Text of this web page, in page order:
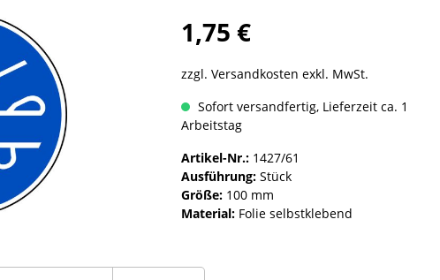
1,75 €
zzgl. Versandkosten exkl. MwSt.
Sofort versandfertig, Lieferzeit ca. 1
Arbeitstag
Artikel-Nr.: 1427/61
Ausführung: Stück
Größe: 100 mm
Material: Folie selbstklebend